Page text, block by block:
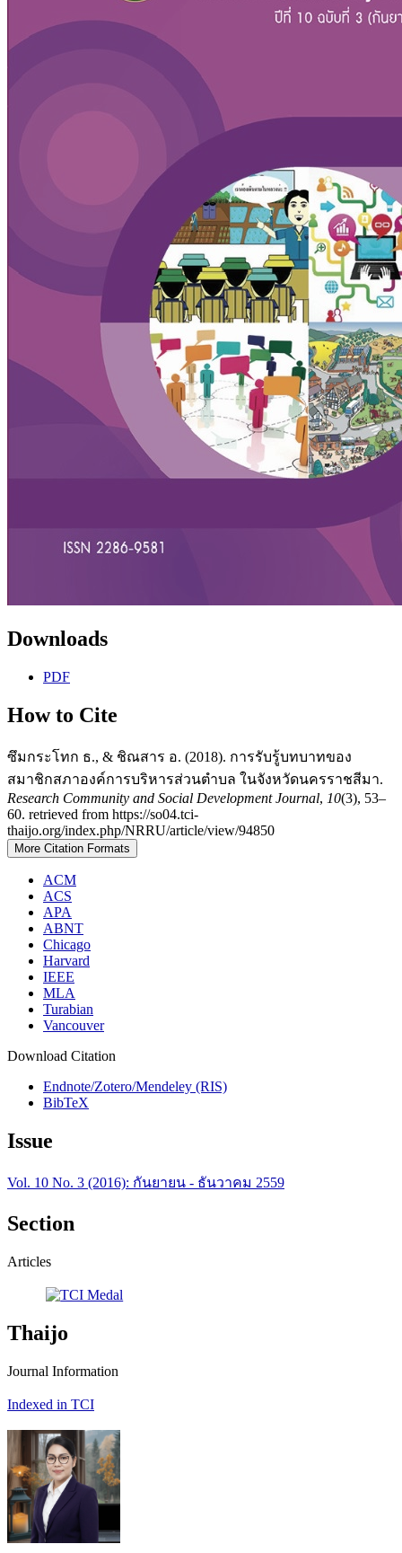
Downloads
PDF
How to Cite
ซึมกระโทก ธ., & ชิณสาร อ. (2018). การรับรู้บทบาทของ
สมาชิกสภาองค์การบริหารส่วนตำบล ในจังหวัดนครราชสีมา.
Research Community and Social Development Journal, 10(3), 53–
60. retrieved from https://so04.tci-
thaijo.org/index.php/NRRU/article/view/94850
More Citation Formats
ACM
ACS
APA
ABNT
Chicago
Harvard
IEEE
MLA
Turabian
Vancouver
Download Citation
Endnote/Zotero/Mendeley (RIS)
BibTeX
Issue
Vol. 10 No. 3 (2016): กันยายน - ธันวาคม 2559
Section
Articles
Thaijo
Journal Information
Indexed in TCI